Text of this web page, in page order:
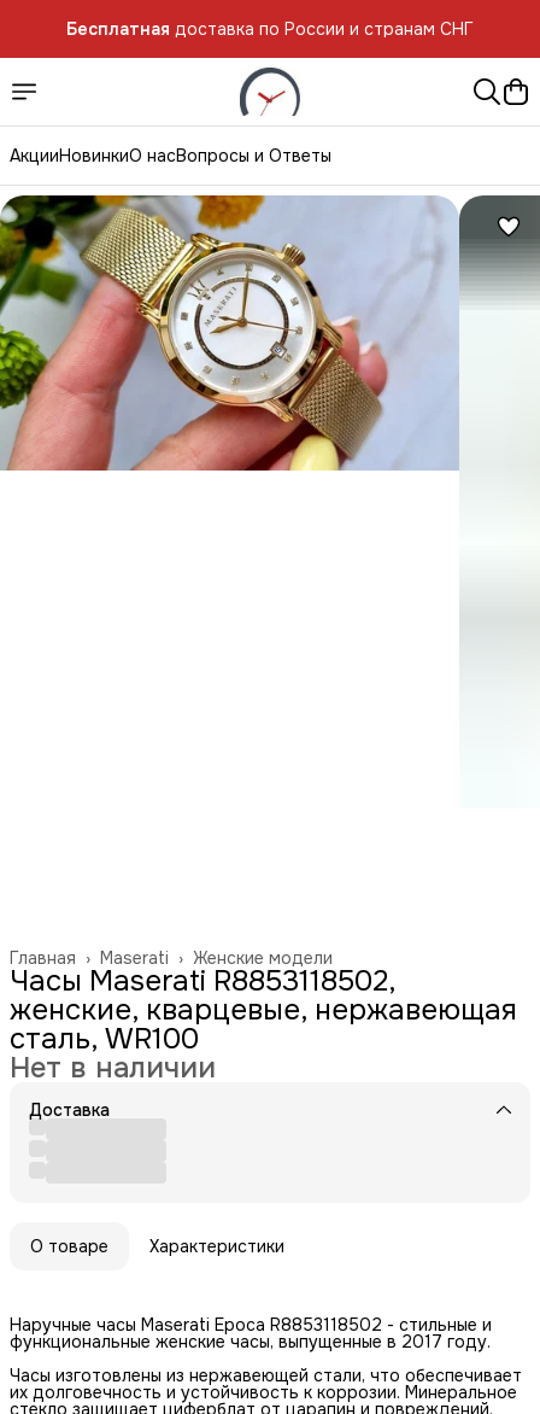
Бесплатная доставка по России и странам СНГ
АкцииНовинкиО насВопросы и Ответы
Женские модели
Maserati ›
Главная ›
Часы Maserati R8853118502,
женские, кварцевые, нержавеющая
сталь, WR100
Нет в наличии
Доставка
О товаре Характеристики
Наручные часы Maserati Epoca R8853118502 - стильные и
функциональные женские часы, выпущенные в 2017 году.
Часы изготовлены из нержавеющей стали, что обеспечивает
их долговечность и устойчивость к коррозии. Минеральное
стекло защищает циферблат от царапин и повреждений.